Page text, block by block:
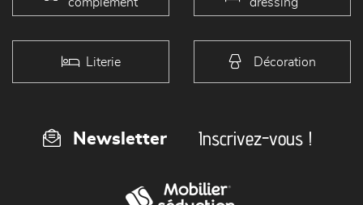
Literie Décoration
Newsletter Inscrivez-vous !